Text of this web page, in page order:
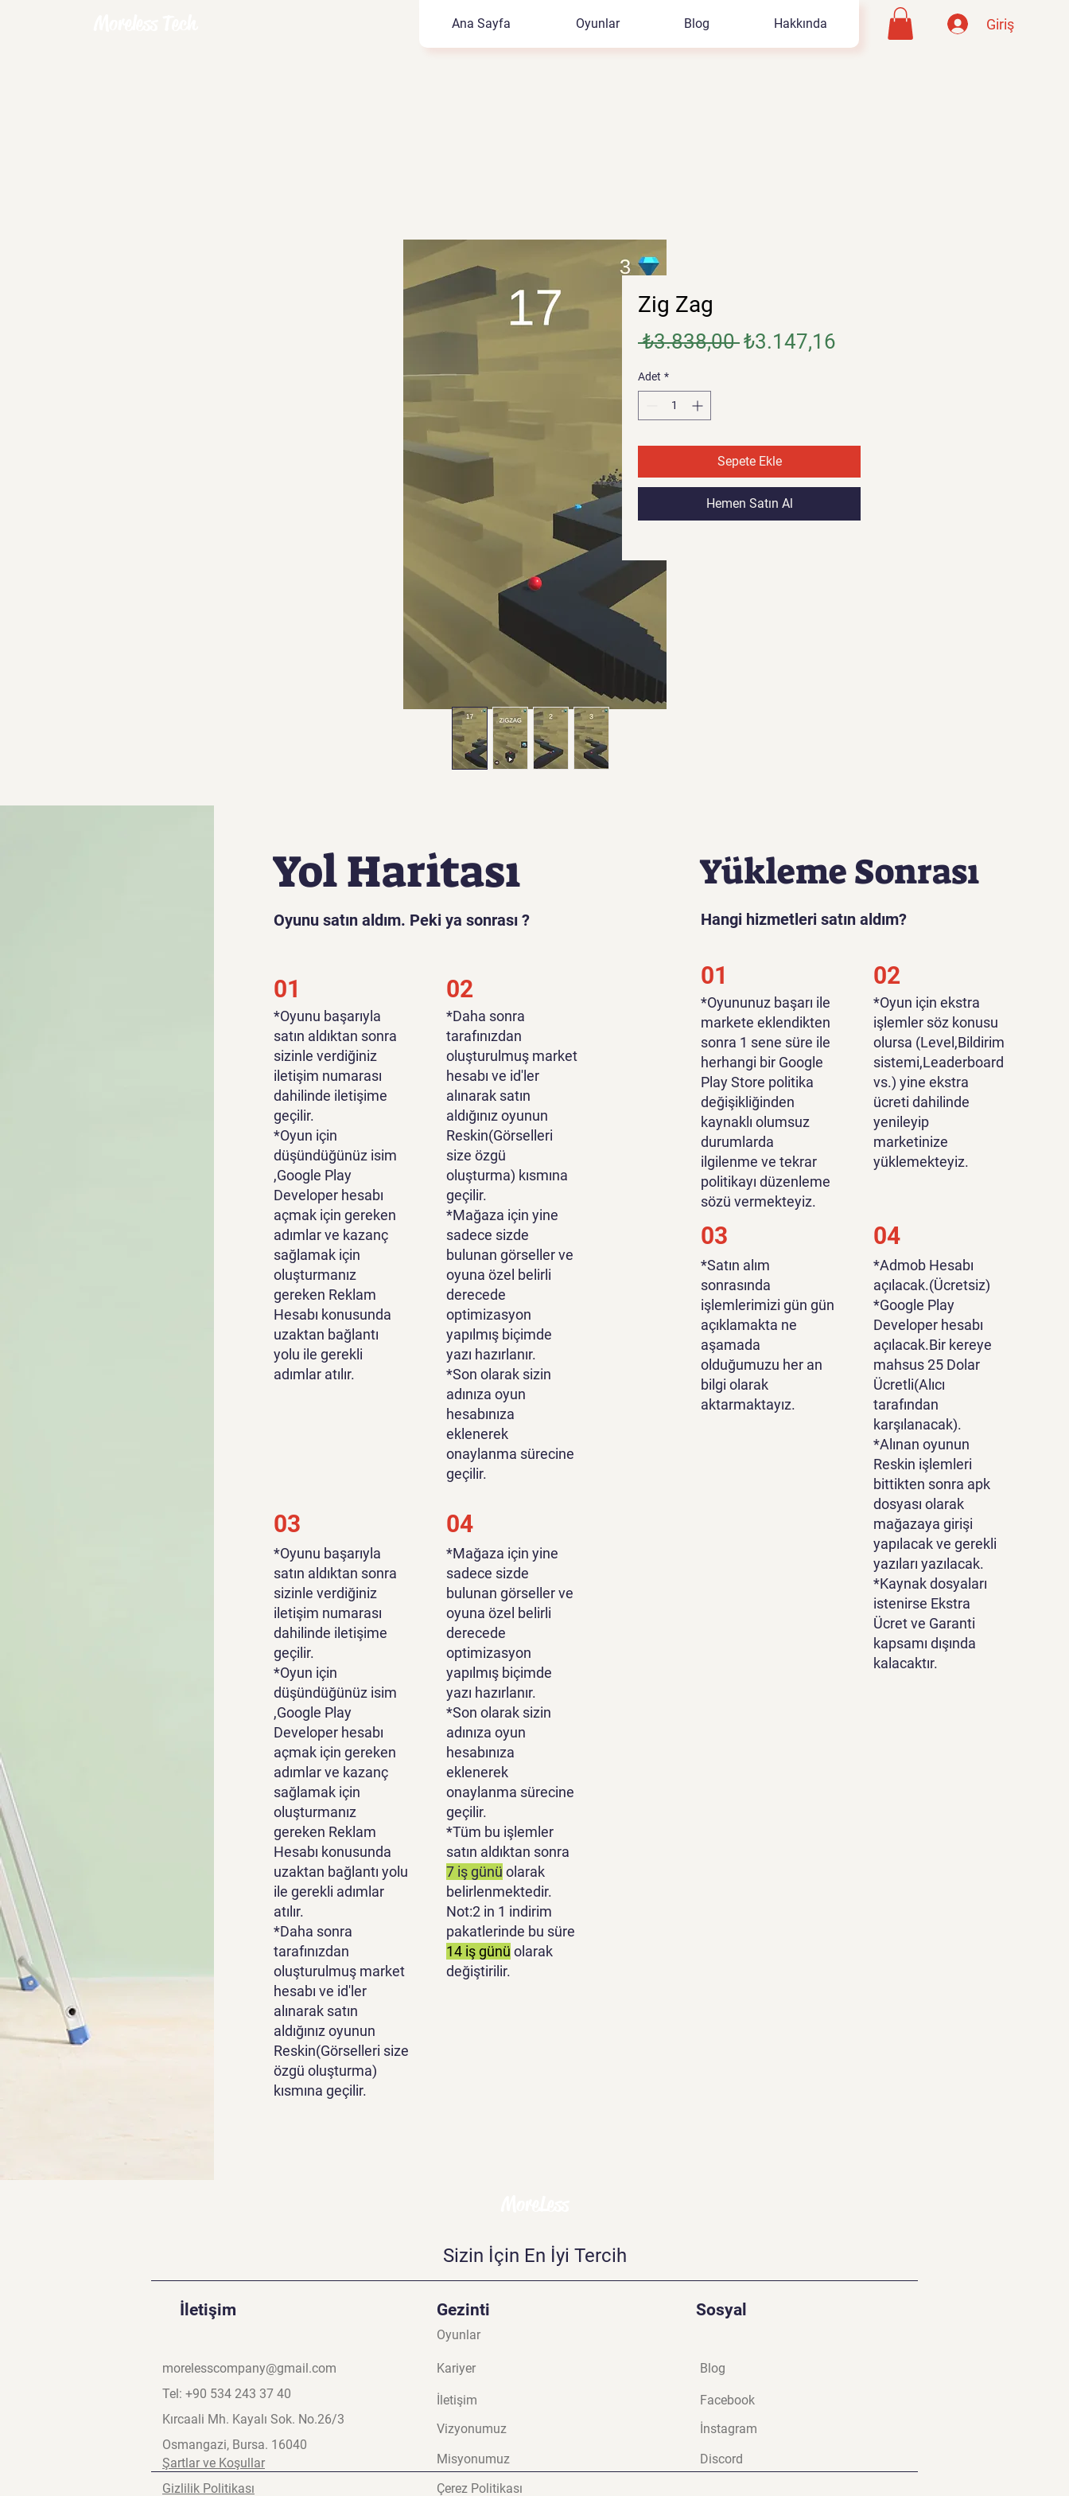
Ana Sayfa Oyunlar Blog Hakkında Giriş
Zig Zag
₺3.838,00 Normal
₺3.147,16
Adet *
Sepete Ekle
Hemen Satın Al
Yol Haritası
Oyunu satın aldım. Peki ya sonrası ?
01
*Oyunu başarıyla
satın aldıktan sonra
sizinle verdiğiniz
iletişim numarası
dahilinde iletişime
geçilir.
*Oyun için
düşündüğünüz isim
,Google Play
Developer hesabı
açmak için gereken
adımlar ve kazanç
sağlamak için
oluşturmanız
gereken Reklam
Hesabı konusunda
uzaktan bağlantı
yolu ile gerekli
adımlar atılır.
02
*Daha sonra
tarafınızdan
oluşturulmuş market
hesabı ve id'ler
alınarak satın
aldığınız oyunun
Reskin(Görselleri
size özgü
oluşturma) kısmına
geçilir.
*Mağaza için yine
sadece sizde
bulunan görseller ve
oyuna özel belirli
derecede
optimizasyon
yapılmış biçimde
yazı hazırlanır.
*Son olarak sizin
adınıza oyun
hesabınıza
eklenerek
onaylanma sürecine
geçilir.
03
*Oyunu başarıyla
satın aldıktan sonra
sizinle verdiğiniz
iletişim numarası
dahilinde iletişime
geçilir.
*Oyun için
düşündüğünüz isim
,Google Play
Developer hesabı
açmak için gereken
adımlar ve kazanç
sağlamak için
oluşturmanız
gereken Reklam
Hesabı konusunda
uzaktan bağlantı yolu
ile gerekli adımlar
atılır.
*Daha sonra
tarafınızdan
oluşturulmuş market
hesabı ve id'ler
alınarak satın
aldığınız oyunun
Reskin(Görselleri size
özgü oluşturma)
kısmına geçilir.
04
*Mağaza için yine
sadece sizde
bulunan görseller ve
oyuna özel belirli
derecede
optimizasyon
yapılmış biçimde
yazı hazırlanır.
*Son olarak sizin
adınıza oyun
hesabınıza
eklenerek
onaylanma sürecine
geçilir.
*Tüm bu işlemler
satın aldıktan sonra
7 iş günü olarak
belirlenmektedir.
Not:2 in 1 indirim
pakatlerinde bu süre
14 iş günü olarak
değiştirilir.
Yükleme Sonrası
Hangi hizmetleri satın aldım?
01
​*Oyununuz başarı ile
markete eklendikten
sonra 1 sene süre ile
herhangi bir Google
Play Store politika
değişikliğinden
kaynaklı olumsuz
durumlarda
ilgilenme ve tekrar
politikayı düzenleme
sözü vermekteyiz.
03
*Satın alım
sonrasında
işlemlerimizi gün gün
açıklamakta ne
aşamada
olduğumuzu her an
bilgi olarak
aktarmaktayız.
02
*Oyun için ekstra
işlemler söz konusu
olursa (Level,Bildirim
sistemi,Leaderboard
vs.) yine ekstra
ücreti dahilinde
yenileyip
marketinize
yüklemekteyiz.
04
*Admob Hesabı
açılacak.(Ücretsiz)
*Google Play
Developer hesabı
açılacak.Bir kereye
mahsus 25 Dolar
Ücretli(Alıcı
tarafından
karşılanacak).
*Alınan oyunun
Reskin işlemleri
bittikten sonra apk
dosyası olarak
mağazaya girişi
yapılacak ve gerekli
yazıları yazılacak.
*Kaynak dosyaları
istenirse Ekstra
Ücret ve Garanti
kapsamı dışında
kalacaktır.
Sizin İçin En İyi Tercih
İletişim
morelesscompany@gmail.com
Tel: +90 534 243 37 40
Kırcaali Mh. Kayalı Sok. No.26/3
Osmangazi, Bursa. 16040
Şartlar ve Koşullar
Gizlilik Politikası
Gezinti
Oyunlar
Kariyer
İletişim
Vizyonumuz
Misyonumuz
Çerez Politikası
Sosyal
Blog
Facebook
İnstagram
Discord